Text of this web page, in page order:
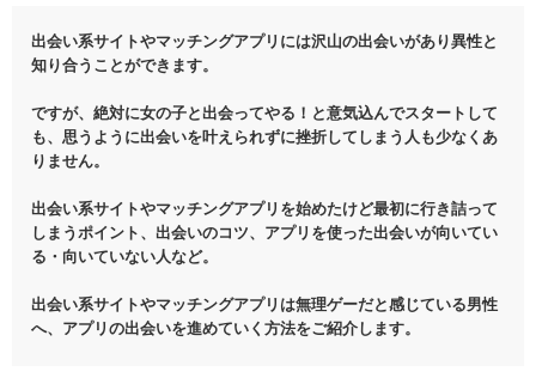
出会い系サイトやマッチングアプリには沢山の出会いがあり異性と
知り合うことができます。
ですが、絶対に女の子と出会ってやる！と意気込んでスタートして
も、思うように出会いを叶えられずに挫折してしまう人も少なくあ
りません。
出会い系サイトやマッチングアプリを始めたけど最初に行き詰って
しまうポイント、出会いのコツ、アプリを使った出会いが向いてい
る・向いていない人など。
出会い系サイトやマッチングアプリは無理ゲーだと感じている男性
へ、アプリの出会いを進めていく方法をご紹介します。